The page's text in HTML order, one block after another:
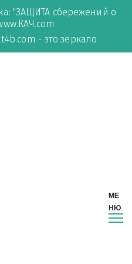
"ЗАЩИТА сбережений о
- это зеркало